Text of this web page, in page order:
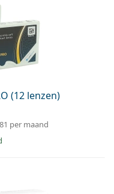
(12 lenzen)
per maand